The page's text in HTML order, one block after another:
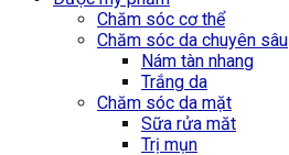
Chăm sóc cơ thể
Chăm sóc da chuyên sâu
Nám tàn nhang
Trắng da
Chăm sóc da mặt
Sữa rửa măt
Trị mụn